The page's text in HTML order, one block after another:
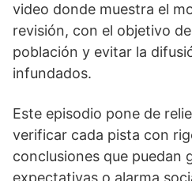
video donde muestra el
revisión, con el objetivo
población y evitar la
infundados.
Este episodio pone de
verificar cada pista con
conclusiones que puedan
expectativas o alarma